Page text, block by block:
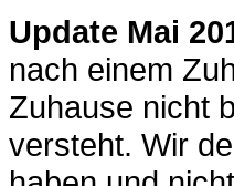
Update Mai
nach einem
Zuhause nicht
versteht. Wir